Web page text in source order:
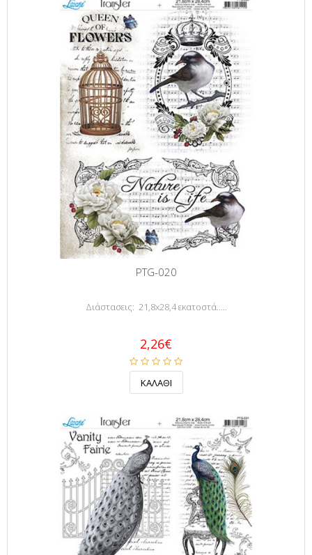
PTG-020
Διάστασεις: 21,8x28,4 εκατοστά.....
2,26€